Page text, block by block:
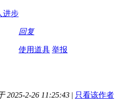
回复
使用道具 举报
2025-2-26 11:25:43 | 只看该作者